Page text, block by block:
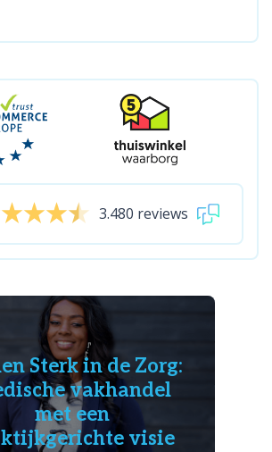
3.480 reviews
Sterk in de Zorg:
vakhandel
met een
visie